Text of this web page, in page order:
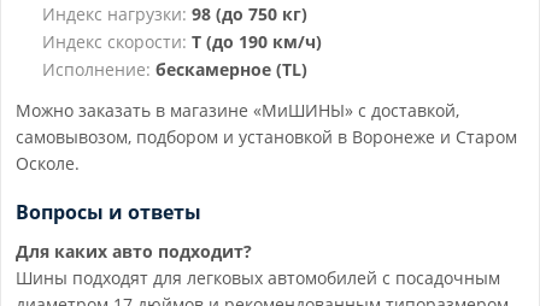
Индекс нагрузки: 98 (до 750 кг)
Индекс скорости: T (до 190 км/ч)
Исполнение: бескамерное (TL)
Можно заказать в магазине «МиШИНЫ» с доставкой,
самовывозом, подбором и установкой в Воронеже и Старом
Осколе.
Вопросы и ответы
Для каких авто подходит?
Шины подходят для легковых автомобилей с посадочным